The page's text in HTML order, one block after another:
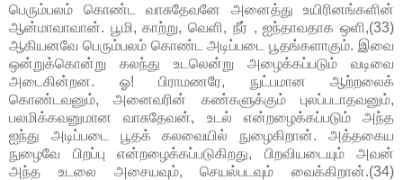
பெரும்பலம் கொண்ட வாசுதேவனே அனைத்து உயிரினங்களின்
ஆன்மாவாவான். பூமி, காற்று, வெளி, நீர் , ஐந்தாவதாக ஒளி,(33)
ஆகியனவே பெரும்பலம் கொண்ட அடிப்படை பூதங்களாகும். இவை
ஒன்றுக்கொன்று கலந்து உடலென்று அழைக்கப்படும் வடிவை
அடைகின்றன. ஓ! பிராமணரே, நுட்பமான ஆற்றலைக்
கொண்டவனும், அனைவரின் கண்களுக்கும் புலப்படாதவனும்,
பலமிக்கவனுமான வாசுதேவன், உடல் என்றழைக்கப்படும் அந்த
ஐந்து அடிப்படை பூதக் கலவையில் நுழைகிறான். அத்தகைய
நுழைவே பிறப்பு என்றழைக்கப்படுகிறது, பிறவியடையும் அவன்
அந்த உடலை அசையவும், செயல்படவும் வைக்கிறான்.(34)